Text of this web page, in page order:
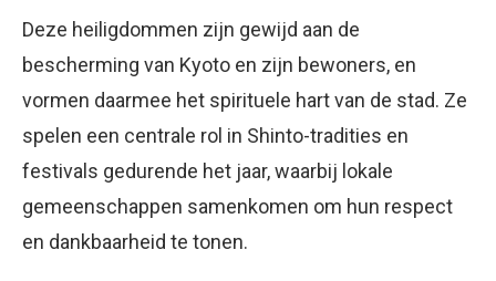
Deze heiligdommen zijn gewijd aan de
bescherming van Kyoto en zijn bewoners, en
vormen daarmee het spirituele hart van de stad. Ze
spelen een centrale rol in Shinto-tradities en
festivals gedurende het jaar, waarbij lokale
gemeenschappen samenkomen om hun respect
en dankbaarheid te tonen.